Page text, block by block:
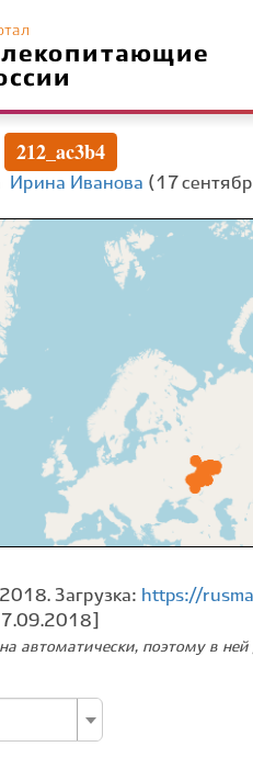
212_ac3b4
Ирина Иванова (17
Загрузка: https://
автоматически, поэтому в